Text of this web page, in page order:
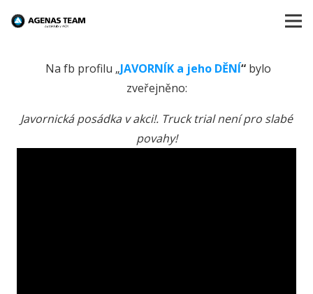
Na fb profilu „JAVORNÍK a jeho DĚNÍ“ bylo
zveřejněno:
Javornická posádka v akci!. Truck trial není pro slabé
povahy!